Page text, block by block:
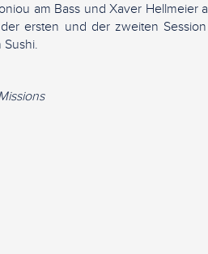
am Bass und Xaver Hellmeier
ersten und der zweiten
Sushi.